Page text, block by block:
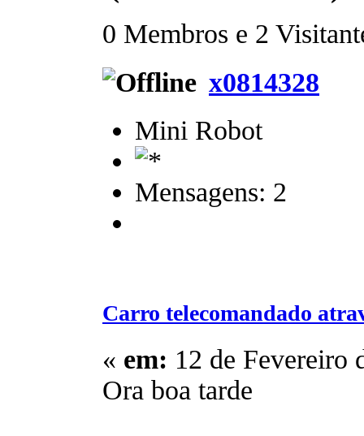
0 Membros e 2
x0814328
Mini Robot
Mensagens: 2
Carro telecomandado
« em: 12 de Fevereiro
Ora boa tarde